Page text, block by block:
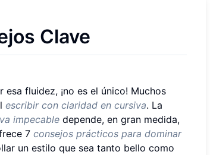
Clave
fluidez, ¡no es el único! Muchos
escribir con claridad en cursiva. La
impecable depende, en gran medida,
7 consejos prácticos para dominar
un estilo que sea tanto bello como